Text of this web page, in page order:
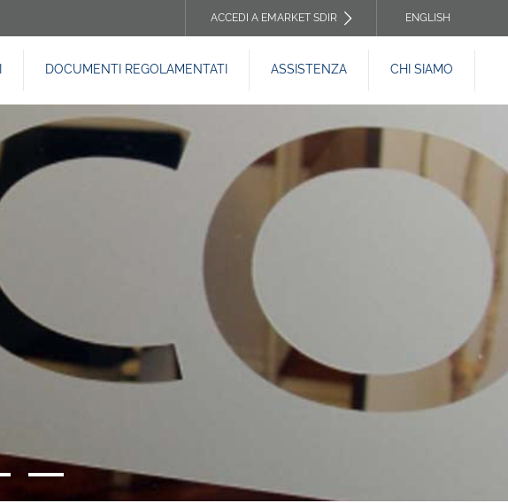
TOP
HEADER
MENU
ACCEDI A EMARKET SDIR ENGLISH
DOCUMENTI REGOLAMENTATI ASSISTENZA CHI SIAMO